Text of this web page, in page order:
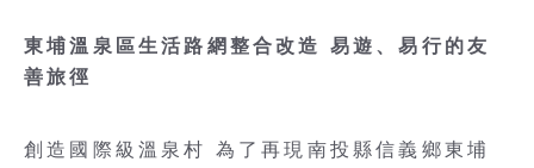
東埔溫泉區生活路網整合改造 易遊、易行的友
善旅徑
創造國際級溫泉村 為了再現南投縣信義鄉東埔